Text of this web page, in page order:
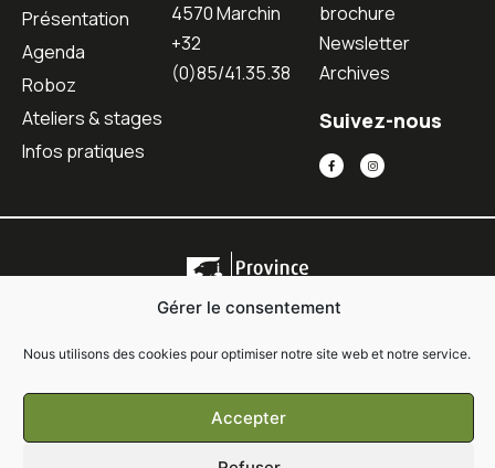
Gérer le consentement
Nous utilisons des cookies pour optimiser notre site web et notre service.
Accepter
Présentation
Agenda
Roboz
Ateliers & stages
Infos pratiques
4570 Marchin
+32
(0)85/41.35.38
brochure
Newsletter
Archives
Suivez-nous
Copyright © 2021 Oyou • Tous droits réservés •
vente•Politique de confidentialité